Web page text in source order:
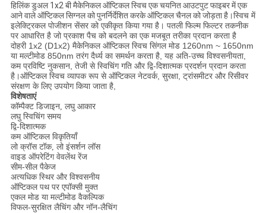
हिलिंक डुअल 1x2 बी मैकेनिकल ऑप्टिकल स्विच एक चयनित आउटपुट फाइबर में एक
आने वाले ऑप्टिकल सिग्नल को पुनर्निर्देशित करके ऑप्टिकल चैनल को जोड़ता है। स्विच में
इलेक्ट्रिकल पोजीशन सेंसर को एकीकृत किया गया है। पतली फिल्म फिल्टर तकनीक
पर आधारित है जो प्रकाश पैच को बदलने का एक मजबूत तरीका प्रदान करता है
दोहरी 1x2 (D1x2) मैकेनिकल ऑप्टिकल स्विच सिंगल मोड 1260nm ~ 1650nm
या मल्टीमोड 850nm तरंग दैर्ध्य का समर्थन करता है, यह अति-उच्च विश्वसनीयता,
कम प्रविष्टि नुकसान, तेजी से स्विचिंग गति और द्वि-दिशात्मक प्रदर्शन प्रदान करता
है।ऑप्टिकल स्विच व्यापक रूप से ऑप्टिकल नेटवर्क, सुरक्षा, ट्रांसमीटर और रिसीवर
संरक्षण के लिए उपयोग किया जाता है,
विशेषताएं
कॉम्पैक्ट डिजाइन, लघु आकार
लघु स्विचिंग समय
द्वि-दिशात्मक
कम ऑप्टिकल विकृतियाँ
लो क्रॉस टॉक, लो इंसर्शन लॉस
वाइड ऑपरेटिंग वेवलेंथ रेंज
सीम-सील पैकेज
अत्यधिक स्थिर और विश्वसनीय
ऑप्टिकल पथ पर एपॉक्सी मुक्त
एकल मोड या मल्टीमोड वैकल्पिक
विफल-सुरक्षित लैचिंग और नॉन-लैचिंग